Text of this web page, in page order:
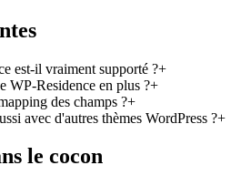
est-il vraiment supporté ?+
WP-Residence en plus ?+
des champs ?+
avec d'autres thèmes WordPress ?+
le cocon